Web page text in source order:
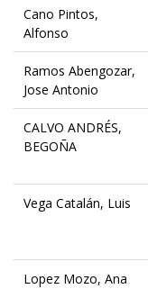
Cano Pintos,
Alfonso
Ramos Abengozar,
Jose Antonio
CALVO ANDRÉS,
BEGOÑA
Vega Catalán, Luis
Lopez Mozo, Ana